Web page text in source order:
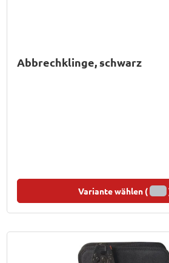
Abbrechklinge, schwarz
Variante wählen (